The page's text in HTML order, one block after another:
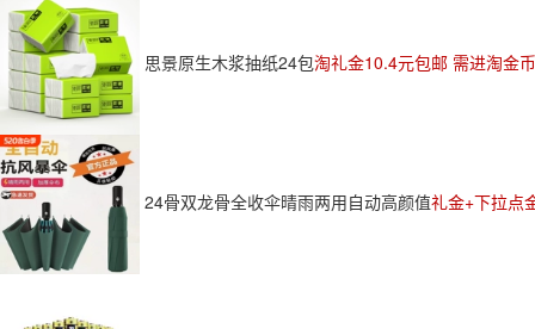
思景原生木浆抽纸24包淘礼金10.4元包邮 需进淘金
24骨双龙骨全收伞晴雨两用自动高颜值礼金+下拉点